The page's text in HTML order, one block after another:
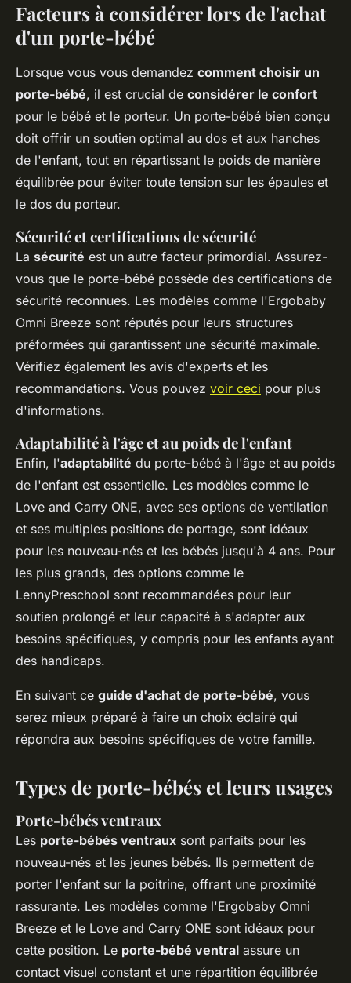
Facteurs à considérer lors de l'achat
d'un porte-bébé
Lorsque vous vous demandez comment choisir un
porte-bébé, il est crucial de considérer le confort
pour le bébé et le porteur. Un porte-bébé bien conçu
doit offrir un soutien optimal au dos et aux hanches
de l'enfant, tout en répartissant le poids de manière
équilibrée pour éviter toute tension sur les épaules et
le dos du porteur.
Sécurité et certifications de sécurité
La sécurité est un autre facteur primordial. Assurez-
vous que le porte-bébé possède des certifications de
sécurité reconnues. Les modèles comme l'Ergobaby
Omni Breeze sont réputés pour leurs structures
préformées qui garantissent une sécurité maximale.
Vérifiez également les avis d'experts et les
recommandations. Vous pouvez voir ceci pour plus
d'informations.
Adaptabilité à l'âge et au poids de l'enfant
Enfin, l'adaptabilité du porte-bébé à l'âge et au poids
de l'enfant est essentielle. Les modèles comme le
Love and Carry ONE, avec ses options de ventilation
et ses multiples positions de portage, sont idéaux
pour les nouveau-nés et les bébés jusqu'à 4 ans. Pour
les plus grands, des options comme le
LennyPreschool sont recommandées pour leur
soutien prolongé et leur capacité à s'adapter aux
besoins spécifiques, y compris pour les enfants ayant
des handicaps.
En suivant ce guide d'achat de porte-bébé, vous
serez mieux préparé à faire un choix éclairé qui
répondra aux besoins spécifiques de votre famille.
Types de porte-bébés et leurs usages
Porte-bébés ventraux
Les porte-bébés ventraux sont parfaits pour les
nouveau-nés et les jeunes bébés. Ils permettent de
porter l'enfant sur la poitrine, offrant une proximité
rassurante. Les modèles comme l'Ergobaby Omni
Breeze et le Love and Carry ONE sont idéaux pour
cette position. Le porte-bébé ventral assure un
contact visuel constant et une répartition équilibrée